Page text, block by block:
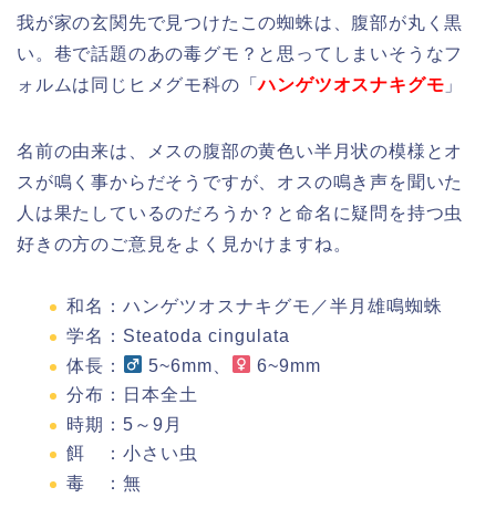
我が家の玄関先で見つけたこの蜘蛛は、腹部が丸く黒
い。巷で話題のあの毒グモ？と思ってしまいそうなフ
ォルムは同じヒメグモ科の「ハンゲツオスナキグモ 」
名前の由来は、メスの腹部の黄色い半月状の模様とオ
スが鳴く事からだそうですが、オスの鳴き声を聞いた
人は果たしているのだろうか？と命名に疑問を持つ虫
好きの方のご意見をよく見かけますね。
和名：ハンゲツオスナキグモ／半月雄鳴蜘蛛
学名：Steatoda cingulata
体長：
5~6mm、
6~9mm
分布：日本全土
時期：5～9月
餌 ：小さい虫
毒 ：無